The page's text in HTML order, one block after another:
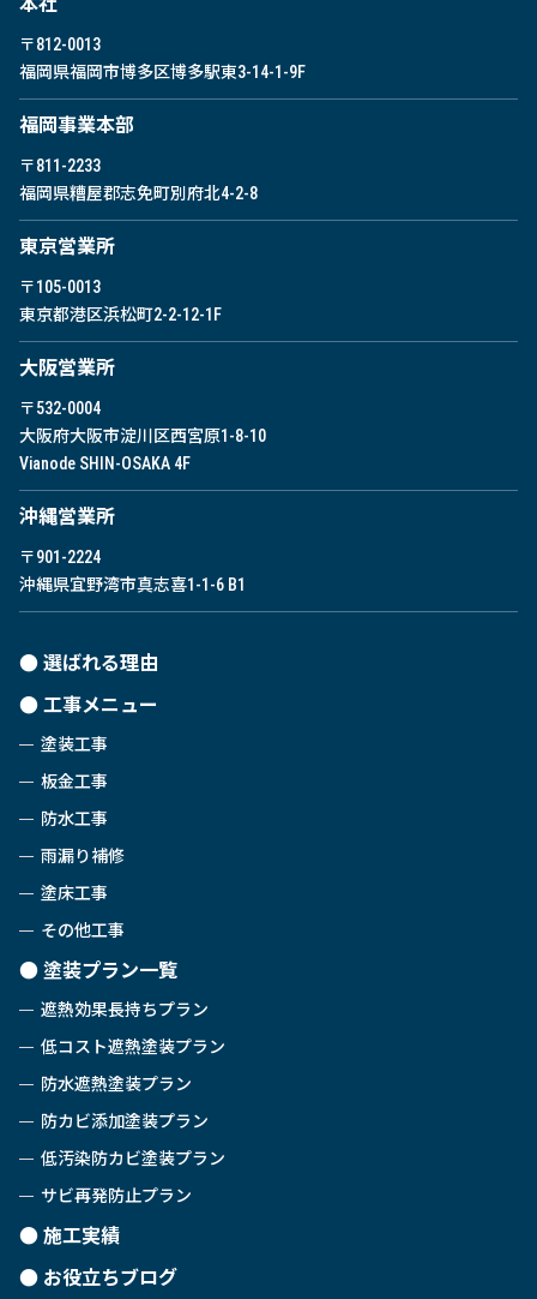
〒812-0013
福岡県福岡市博多区博多駅東3-14-1-9F
福岡事業本部
〒811-2233
福岡県糟屋郡志免町別府北4-2-8
東京営業所
〒105-0013
東京都港区浜松町2-2-12-1F
⼤阪営業所
〒532-0004
大阪府大阪市淀川区西宮原1-8-10
Vianode SHIN-OSAKA 4F
沖縄営業所
〒901-2224
沖縄県宜野湾市真志喜1-1-6 B1
選ばれる理由
工事メニュー
塗装工事
板金工事
防水工事
雨漏り補修
塗床工事
その他工事
塗装プラン一覧
遮熱効果長持ちプラン
低コスト遮熱塗装プラン
防水遮熱塗装プラン
防カビ添加塗装プラン
低汚染防カビ塗装プラン
サビ再発防止プラン
施工実績
お役立ちブログ